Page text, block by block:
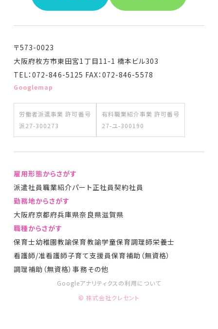
〒573-0023
大阪府枚方市東田宮1丁目11-1 橋本ビル303
TEL：072-846-5125 FAX：072-846-5578
Googlemap
労働者派遣事業 許可番号
派27-300273
有料職業紹介事業 許可番号
27-ユ-300190
Googleアナリティクスの利用について
© 株式会社クレセント
雇用形態からさがす
派遣社員職業紹介パート正社員契約社員
勤務地からさがす
大阪府京都府兵庫県奈良県滋賀県
職種からさがす
保育士幼稚園教諭保育教諭学童保育調理師栄養士
看護師/准看護師子育て支援員保育補助（無資格）
調理補助（無資格）事務その他